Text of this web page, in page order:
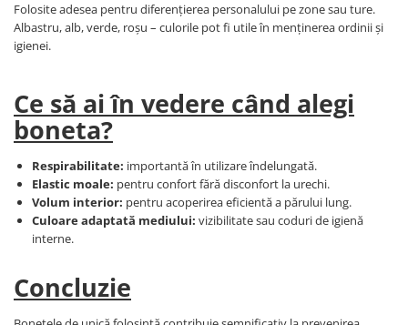
Folosite adesea pentru diferențierea personalului pe zone sau ture.
Albastru, alb, verde, roșu – culorile pot fi utile în menținerea ordinii și
igienei.
Ce să ai în vedere când alegi
boneta?
Respirabilitate: importantă în utilizare îndelungată.
Elastic moale: pentru confort fără disconfort la urechi.
Volum interior: pentru acoperirea eficientă a părului lung.
Culoare adaptată mediului: vizibilitate sau coduri de igienă
interne.
Concluzie